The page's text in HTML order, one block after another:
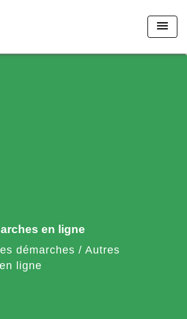
menu
en ligne
démarches / Autres
ligne